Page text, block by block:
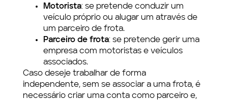
Motorista: se pretende conduzir um
veículo próprio ou alugar um através de
um parceiro de frota.
Parceiro de frota: se pretende gerir uma
empresa com motoristas e veículos
associados.
Caso deseje trabalhar de forma
independente, sem se associar a uma frota, é
necessário criar uma conta como parceiro e,